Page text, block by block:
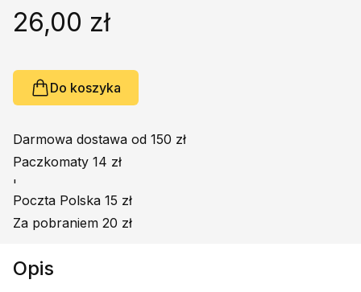
Podręczniki szkolne
Promocja
26,00 zł
Do koszyka
Darmowa dostawa od 150 zł
Paczkomaty 14 zł
'
Poczta Polska 15 zł
Za pobraniem 20 zł
Opis